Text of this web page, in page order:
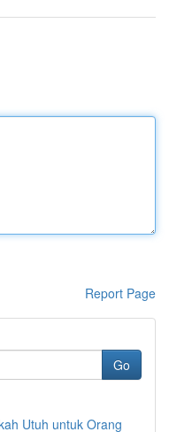
Report Page
Go
Utuh untuk Orang